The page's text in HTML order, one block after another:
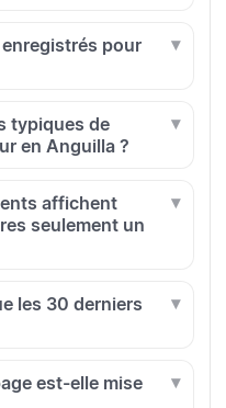
pour
typiques de
en Anguilla ?
affichent
seulement un
les 30 derniers
est-elle mise